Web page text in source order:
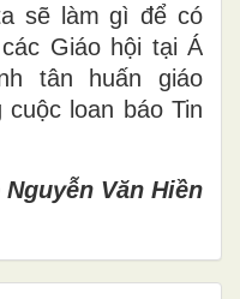
sẽ làm gì để có
Giáo hội tại Á
tân huấn giáo
loan báo Tin
Văn Hiền